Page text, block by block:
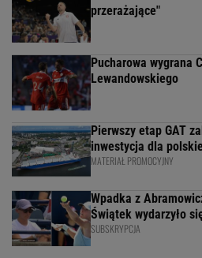
przerażające"
Pucharowa wygrana
Lewandowskiego
Pierwszy etap GAT
inwestycja dla
MATERIAŁ PROMOCYJNY
Wpadka z
Świątek wydarzyło
SUBSKRYPCJA